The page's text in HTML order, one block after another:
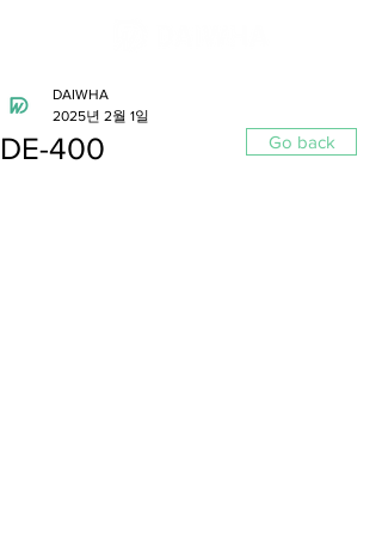
DE-400
DAIWHA
2025년 2월 1일
Go back